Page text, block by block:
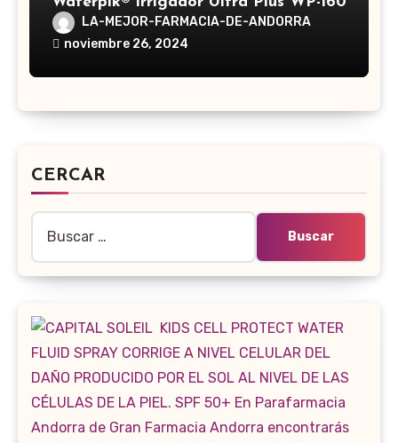
LA-MEJOR-FARMACIA-DE-ANDORRA
noviembre 26, 2024
CERCAR